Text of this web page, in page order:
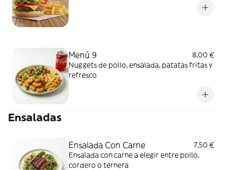
Menú 9
8,00 €
Nuggets de pollo, ensalada, patatas fritas y
refresco
Ensaladas
Ensalada Con Carne
7,50 €
Ensalada con carne a elegir entre pollo,
cordero o ternera